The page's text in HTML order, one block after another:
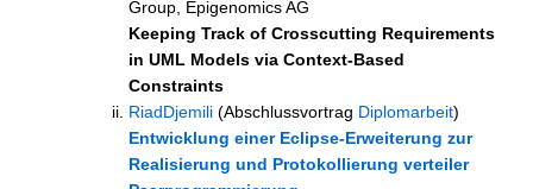
Group, Epigenomics AG
Keeping Track of Crosscutting Requirements
in UML Models via Context-Based
Constraints
RiadDjemili (Abschlussvortrag Diplomarbeit)
Entwicklung einer Eclipse-Erweiterung zur
Realisierung und Protokollierung verteiler